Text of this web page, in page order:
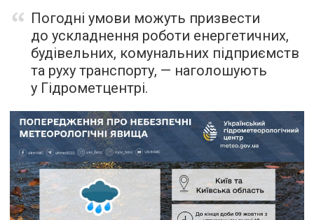
Погодні умови можуть призвести
до ускладнення роботи енергетичних,
будівельних, комунальних підприємств
та руху транспорту, — наголошують
у Гідрометцентрі.